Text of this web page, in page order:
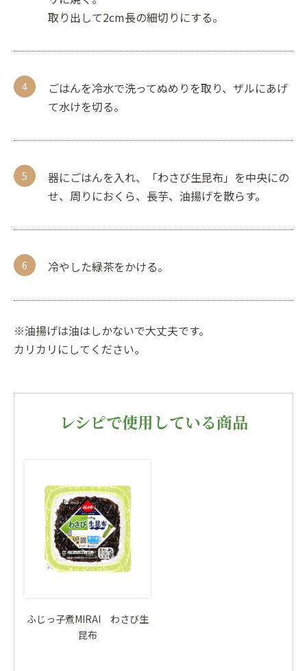
取り出して2cm長の細切りにする。
ごはんを冷水で洗ってぬめりを取り、ザルにあげ
て水けを切る。
器にごはんを入れ、「わさび生昆布」を中央にの
せ、周りにおくら、長芋、油揚げを散らす。
冷やした緑茶をかける。
※油揚げは油はしかないで大丈夫です。
カリカリにしてください。
レシピで使用している商品
ふじっ子煮MIRAI わさび生
昆布